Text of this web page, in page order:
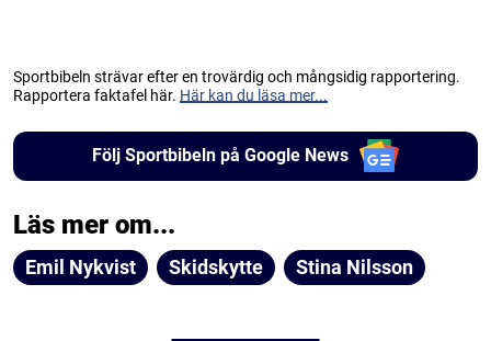
Sportbibeln strävar efter en trovärdig och mångsidig rapportering.
Rapportera faktafel här. Här kan du läsa mer...
Följ Sportbibeln på Google News
Läs mer om...
Emil Nykvist Skidskytte Stina Nilsson